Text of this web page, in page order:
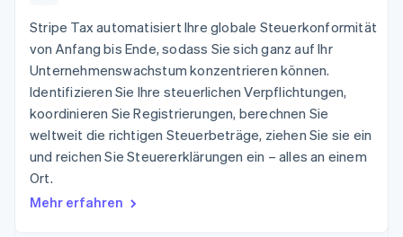
Zugriff auf mehr als
125
Terminal
Zahlungen vor Ort
Authorization
Optimierung der
Autorisierungsraten
Link
Bezahlvorgang
Financial
Datensynchronisierung
Plattformen
SaaS
Nach Branche
KI-Unternehmen
Bewirtung, Reisen und
Grundlagen der
Abonnementverwaltung
So setzen Sie
nutzungsbasierte
Abrechnung um
Stablecoin-gestützte
Karten ausgeben: So
geht´s
Diensten mit Agenten
Produkt-Roadmap
Stripe Sessions
Karriere
Newsroom
Stripe Press
Kontakt
kontaktieren
Stripe Tax automatisiert Ihre globale Steuerkonformität
von Anfang bis Ende, sodass Sie sich ganz auf Ihr
Unternehmenswachstum konzentrieren können.
Identifizieren Sie Ihre steuerlichen Verpflichtungen,
koordinieren Sie Registrierungen, berechnen Sie
weltweit die richtigen Steuerbeträge, ziehen Sie sie ein
und reichen Sie Steuererklärungen ein – alles an einem
Ort.
Mehr erfahren